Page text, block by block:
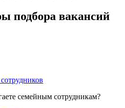
подбора вакансий
семейным сотрудникам?